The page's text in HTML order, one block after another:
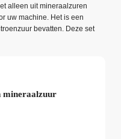
alleen uit mineraalzuren
uw machine. Het is een
bevatten. Deze set
mineraalzuur